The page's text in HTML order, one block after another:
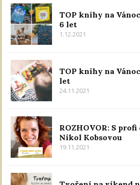
TOP knihy na
6 let
1.12.2021
TOP knihy na
let
24.11.2021
ROZHOVOR: S
Nikol Kobsovou
19.11.2021